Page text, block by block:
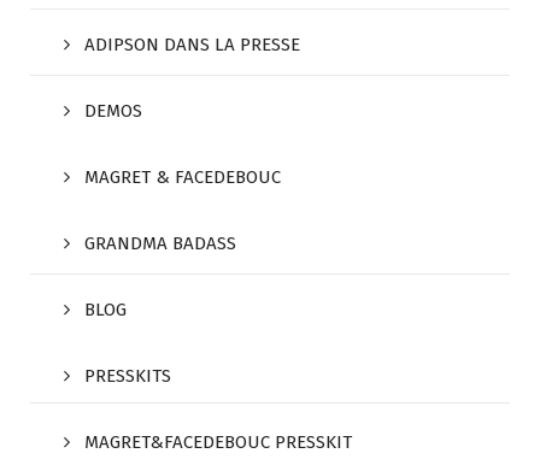
ADIPSON DANS LA PRESSE
DEMOS
MAGRET & FACEDEBOUC
GRANDMA BADASS
BLOG
PRESSKITS
MAGRET&FACEDEBOUC PRESSKIT